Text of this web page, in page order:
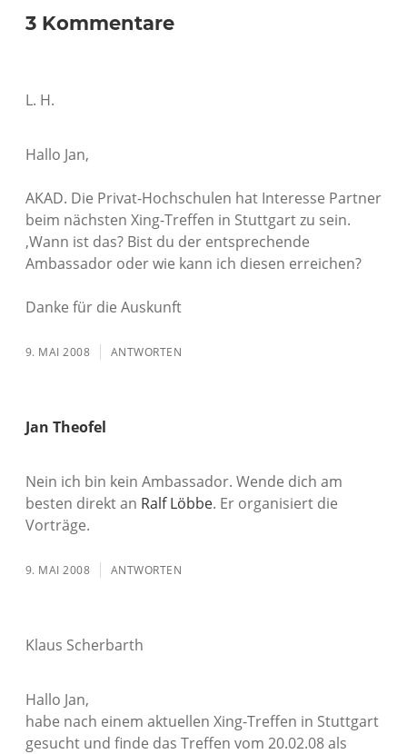
3 Kommentare
L. H.
Hallo Jan,
AKAD. Die Privat-Hochschulen hat Interesse Partner
beim nächsten Xing-Treffen in Stuttgart zu sein.
‚Wann ist das? Bist du der entsprechende
Ambassador oder wie kann ich diesen erreichen?
Danke für die Auskunft
9. MAI 2008 ANTWORTEN
Jan Theofel
Nein ich bin kein Ambassador. Wende dich am
besten direkt an Ralf Löbbe. Er organisiert die
Vorträge.
9. MAI 2008 ANTWORTEN
Klaus Scherbarth
Hallo Jan,
habe nach einem aktuellen Xing-Treffen in Stuttgart
gesucht und finde das Treffen vom 20.02.08 als